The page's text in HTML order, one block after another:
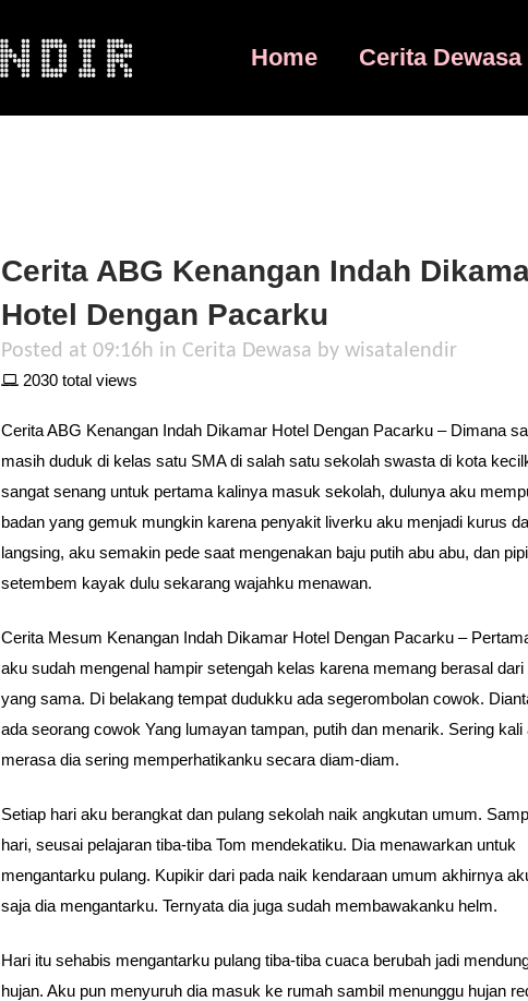
Home Cerita Dewasa
Cerita ABG Kenangan Indah
Hotel Dengan Pacarku
Posted at 09:16h in Cerita Dewasa by wisatalendir
2030 total views
Cerita ABG Kenangan Indah Dikamar Hotel Dengan Pacarku – Dimana
masih duduk di kelas satu SMA di salah satu sekolah swasta di kota
sangat senang untuk pertama kalinya masuk sekolah, dulunya aku
badan yang gemuk mungkin karena penyakit liverku aku menjadi kurus
langsing, aku semakin pede saat mengenakan baju putih abu abu, dan
setembem kayak dulu sekarang wajahku menawan.
Cerita Mesum Kenangan Indah Dikamar Hotel Dengan Pacarku –
aku sudah mengenal hampir setengah kelas karena memang berasal
yang sama. Di belakang tempat dudukku ada segerombolan cowok.
ada seorang cowok Yang lumayan tampan, putih dan menarik. Sering kali
merasa dia sering memperhatikanku secara diam-diam.
Setiap hari aku berangkat dan pulang sekolah naik angkutan umum.
hari, seusai pelajaran tiba-tiba Tom mendekatiku. Dia menawarkan untuk
mengantarku pulang. Kupikir dari pada naik kendaraan umum akhirnya
saja dia mengantarku. Ternyata dia juga sudah membawakanku helm.
Hari itu sehabis mengantarku pulang tiba-tiba cuaca berubah jadi
hujan. Aku pun menyuruh dia masuk ke rumah sambil menunggu hujan